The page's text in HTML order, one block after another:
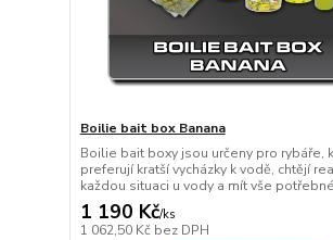
Boilie bait box Banana
Boilie bait boxy jsou určeny pro rybáře,
preferují kratší vycházky k vodě, chtějí
každou situaci u vody a mít vše
1 190 Kč/ks
1 062,50 Kč bez DPH